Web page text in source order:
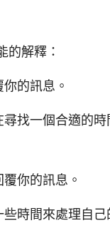
的解釋：
的訊息。
找一個合適的
你的訊息。
時間來處理自己